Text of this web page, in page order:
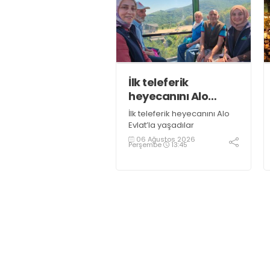
İlk teleferik
heyecanını Alo
Evlat’la yaşadılar
İlk teleferik heyecanını Alo
Evlat’la yaşadılar
06 Ağustos 2026
Perşembe 13:45